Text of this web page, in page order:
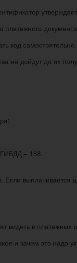
платежного
не дойдут до их
– 188.
Если выплачивается
видеть в платежных
и зачем это